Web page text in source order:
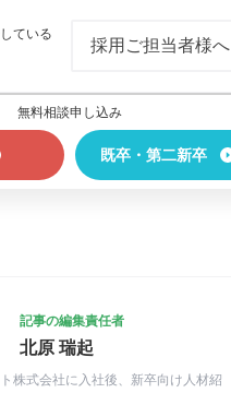
ている
採用ご担当者様へ
無料相談申し込み
既卒・第二新卒
記事の編集責任者
北原 瑞起
株式会社に入社後、新卒向け人材紹